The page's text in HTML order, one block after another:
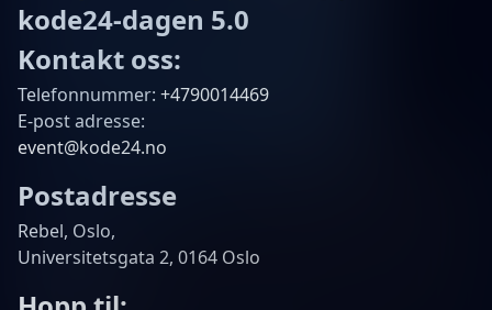
kode24-dagen 5.0
Kontakt oss:
Telefonnummer: +4790014469
E-post adresse:
event@kode24.no
Postadresse
Rebel, Oslo,
Universitetsgata 2, 0164 Oslo